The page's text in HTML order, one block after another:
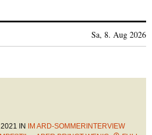
Sa, 8. Aug 2026
IN
IM ARD-SOMMERINTERVIEW